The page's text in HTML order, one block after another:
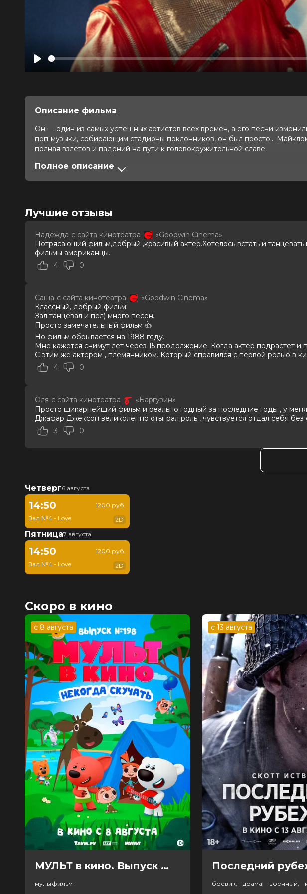
Play
Описание фильма
Он — один из самых успешных артистов всех времен, а его песни
поп-музыки, собирающим стадионы поклонников, он был просто…
полная взлётов и падений на пути к головокружительной славе.
Оценка 7.8 / 10 (161 735 голосов)
Год
2026
Режиссер
Антуан Фукуа
Теллер, Кендрик Сэмпсон, Кэт Грэм, Лора Хэрриер,
Люк
Продюсеры
Джон Бранка, Грэм Кинг, Джон МакКлейн
Сценаристы
Жанр
Меморандум
до 3 июня
Полное описание
Лучшие отзывы
Надежда с сайта кинотеатра «Goodwin Cinema»
Потрясающий фильм,добрый ,красивый актер.Хотелось встать и
фильмы американцы.
4
0
Саша с сайта кинотеатра «Goodwin Cinema»
Классный, добрый фильм.
Зал танцевал и пел) много песен.
Просто замечательный фильм 👍
Но фильм обрывается на 1988 году.
Мне кажется снимут лет через 15 продолжение. Когда актер подрастет
С этим же актером , племянником. Который справился с первой ролью в
4
0
Оля с сайта кинотеатра «Баргузин»
Просто шикарнейший фильм и реально годный за последние годы , у
Джафар Джексон великолепно отыграл роль , чувствуется отдал себя
3
0
Четверг6 августа
14:50
Зал №4 - Love
1200 руб.
2D
Пятница7 августа
14:50
Зал №4 - Love
1200 руб.
2D
Скоро в кино
с 8 августа
МУЛЬТ в кино. Выпуск №198. Некогда скучать (0+)
мультфильм
с 13 августа
Последний
боевик, драма, военный,